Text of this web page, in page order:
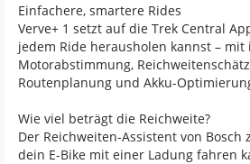
Einfachere, smartere Rides
Verve+ 1 setzt auf die Trek Central
jedem Ride herausholen kannst –
Motorabstimmung,
Routenplanung und Akku-
Wie viel beträgt die Reichweite?
Der Reichweiten-Assistent von
dein E-Bike mit einer Ladung fahren